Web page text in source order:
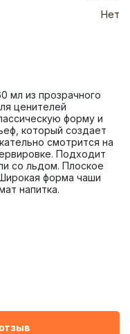
Нет
мл из прозрачного
ценителей
форму и
который создает
смотрится на
Подходит
со льдом. Плоское
форма чаши
напитка.